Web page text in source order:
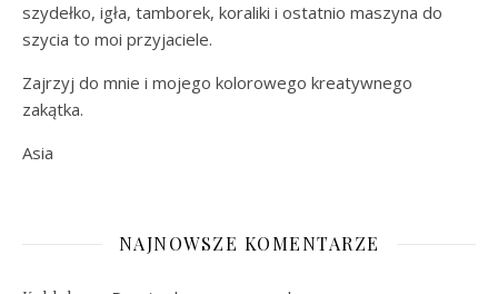
szydełko, igła, tamborek, koraliki i ostatnio maszyna do
szycia to moi przyjaciele.
Zajrzyj do mnie i mojego kolorowego kreatywnego
zakątka.
Asia
NAJNOWSZE KOMENTARZE